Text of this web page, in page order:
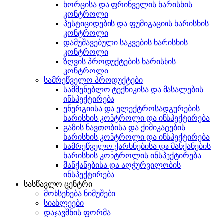
ხორცისა და ფრინველის ხარისხის
კონტროლი
პესტიციდების და ფუმიგაციის ხარისხის
კონტროლი
დამუშავებული საკვების ხარისხის
კონტროლი
ზღვის პროდუქტების ხარისხის
კონტროლი
სამრეწველო პროდუქტები
სამშენებლო ტექნიკისა და მასალების
ინსპექტირება
ენერგიისა და ელექტროსადგურების
ხარისხის კონტროლი და ინსპექტირება
გაზის ნავთობისა და ქიმიკატების
ხარისხის კონტროლი და ინსპექტირება
სამრეწველო ქარხნებისა და მანქანების
ხარისხის კონტროლის ინსპექტირება
მანქანებისა და აღჭურვილობის
ინსპექტირება
სასწავლო ცენტრი
მოხსენება ნიმუშები
სიახლეები
დაჯავშნის ფორმა